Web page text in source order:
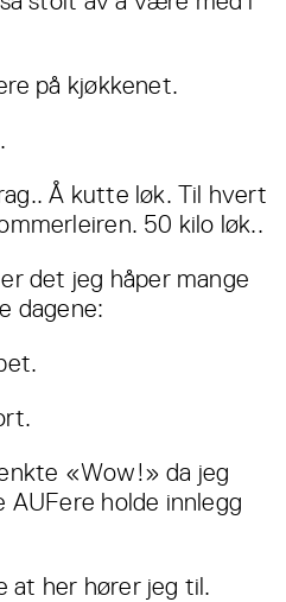
på kjøkkenet.
Å kutte løk. Til hvert
50 kilo løk..
det jeg håper mange
dagene:
«Wow!» da jeg
holde innlegg
at her hører jeg til.